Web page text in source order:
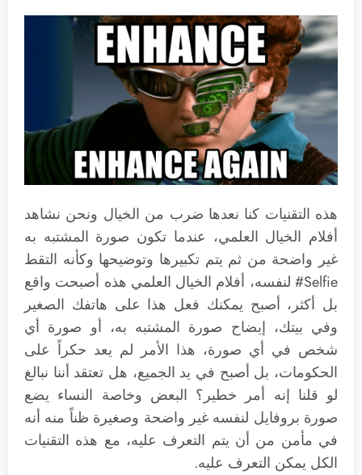
هذه التقنيات كنا نعدها ضرب من الخيال ونحن نشاهد
أفلام الخيال العلمي، عندما تكون صورة المشتبه به
غير واضحة من ثم يتم تكبيرها وتوضيحها وكأنه التقط
Selfie# لنفسه، أفلام الخيال العلمي هذه أصبحت واقع
بل أكثر، أصبح يمكنك فعل هذا على هاتفك الصغير
وفي بيتك، إيضاح صورة المشتبه به، أو صورة أي
شخص في أي صورة، هذا الأمر لم يعد حكراً على
الحكومات، بل أصبح في يد الجميع، هل تعتقد أننا نبالغ
لو قلنا إنه أمر خطير؟ البعض وخاصة النساء يضع
صورة بروفايل لنفسه غير واضحة وصغيرة ظناً منه أنه
في مأمن من أن يتم التعرف عليه، مع هذه التقنيات
الكل يمكن التعرف عليه.